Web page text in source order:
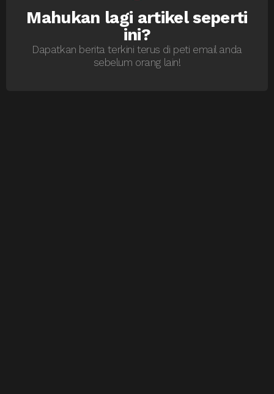
NEWSLETTER
Mahukan lagi artikel seperti
ini?
Dapatkan berita terkini terus di peti email anda
sebelum orang lain!